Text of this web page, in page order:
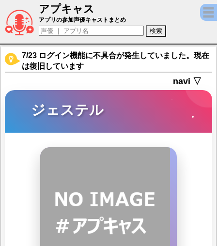
アプキャス
ジェステル（声優：日笠陽子)【シルバー・
アプリの参加声優キャストまとめ
7/23 ログイン機能に不具合が発生していました。現在
は復旧しています
navi ▽
ジェステル